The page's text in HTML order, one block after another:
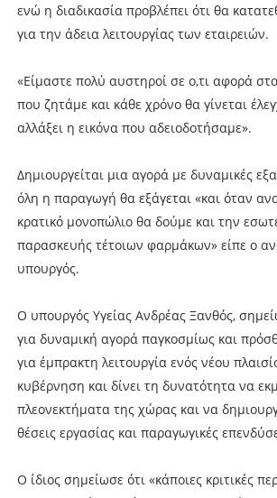
ενώ η διαδικασία προβλέπει ότι θα
για την άδεια λειτουργίας των εταιρειών.
«Είμαστε πολύ αυστηροί σε ο,τι αφορά
που ζητάμε και κάθε χρόνο θα γίνεται
αλλάξει η εικόνα που αδειοδοτήσαμε».
Δημιουργείται μια αγορά με δυναμικές
όλη η παραγωγή θα εξάγεται «και όταν
κρατικό μονοπώλιο θα δούμε και την
παρασκευής τέτοιων φαρμάκων» είπε ο
υπουργός.
Ο υπουργός Υγείας Ανδρέας Ξανθός,
για δυναμική αγορά παγκοσμίως και
για έμπρακτη λειτουργία ενός νέου
κυβέρνηση και δίνει τη δυνατότητα να
πλεονεκτήματα της χώρας και να
θέσεις εργασίας και παραγωγικές
Ο ίδιος σημείωσε ότι «κάποιες κριτικές